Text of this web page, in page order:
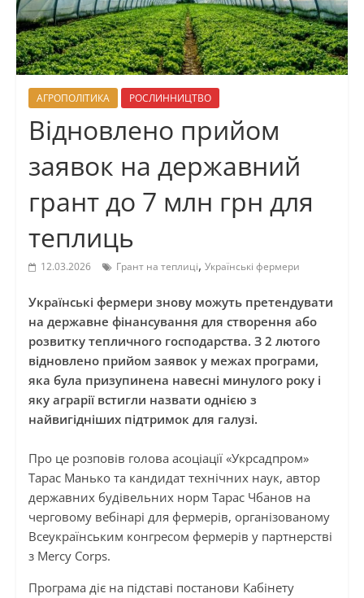
АГРОПОЛІТИКА РОСЛИННИЦТВО
Відновлено прийом
заявок на державний
грант до 7 млн грн для
теплиць
12.03.2026 Грант на теплиці, Українські фермери
Українські фермери знову можуть претендувати
на державне фінансування для створення або
розвитку тепличного господарства. З 2 лютого
відновлено прийом заявок у межах програми,
яка була призупинена навесні минулого року і
яку аграрії встигли назвати однією з
найвигідніших підтримок для галузі.
Про це розповів голова асоціації «Укрсадпром»
Тарас Манько та кандидат технічних наук, автор
державних будівельних норм Тарас Чбанов на
черговому вебінарі для фермерів, організованому
Всеукраїнським конгресом фермерів у партнерстві
з Mercy Corps.
Програма діє на підставі постанови Кабінету